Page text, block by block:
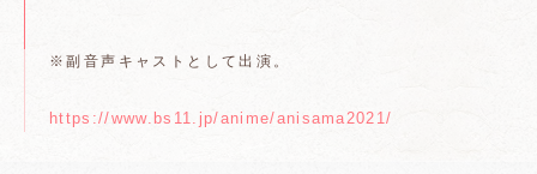
※副音声キャストとして出演。
https://www.bs11.jp/anime/anisama2021/